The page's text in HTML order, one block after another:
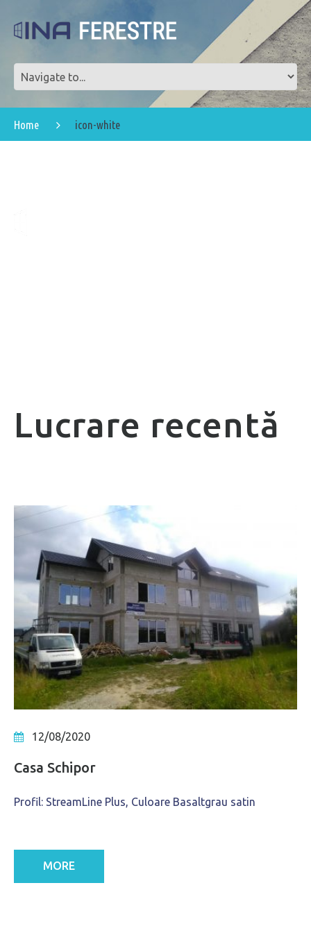
Home icon-white
Lucrare recentă
12/08/2020
Casa Schipor
Profil: StreamLine Plus, Culoare Basaltgrau satin
MORE